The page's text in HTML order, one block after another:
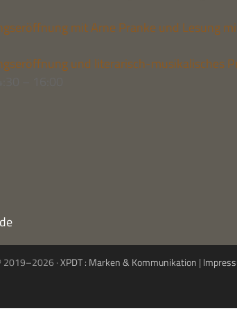
mit Arne Pranke und Lesung
und lite­ra­risch-musi­ka­li­sches
2019–2026 ·XPDT : Marken & Kommunikation |